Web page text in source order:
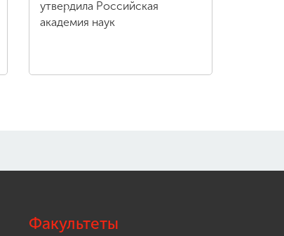
утвердила Российская
академия наук
Факультеты